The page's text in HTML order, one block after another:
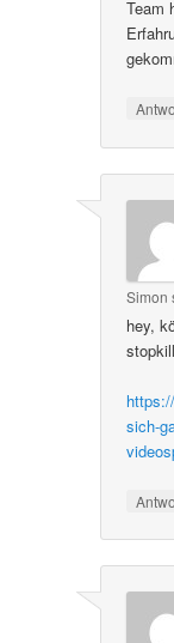
Team
Simon
hey,
sich-